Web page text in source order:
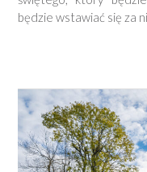
będzie wstawiać się za